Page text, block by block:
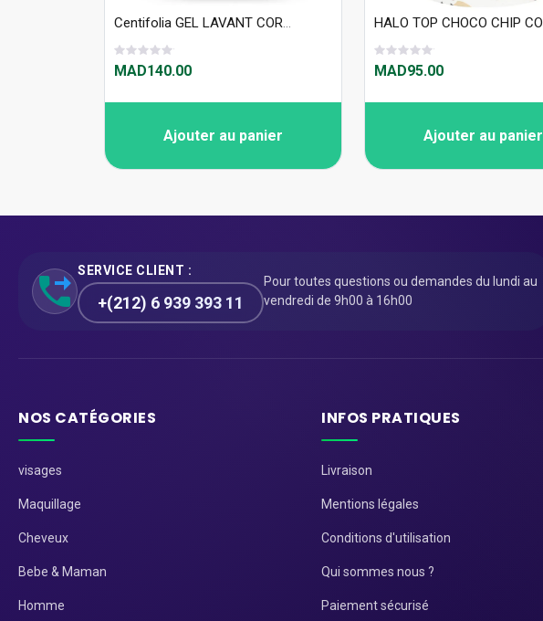
Centifolia GEL LAVANT CORPS ET CHEVEUX bio 485ML
MAD140.00
Ajouter au panier
MAD95.00
Ajouter au panier
SERVICE CLIENT :
+(212) 6 939 393 11
Pour toutes questions ou demandes du lundi au
vendredi de 9h00 à 16h00
NOS CATÉGORIES
visages
Maquillage
Cheveux
Bebe & Maman
Homme
INFOS PRATIQUES
Livraison
Mentions légales
Conditions d'utilisation
Qui sommes nous ?
Paiement sécurisé